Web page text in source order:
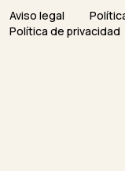
Aviso legal
Política de privacidad